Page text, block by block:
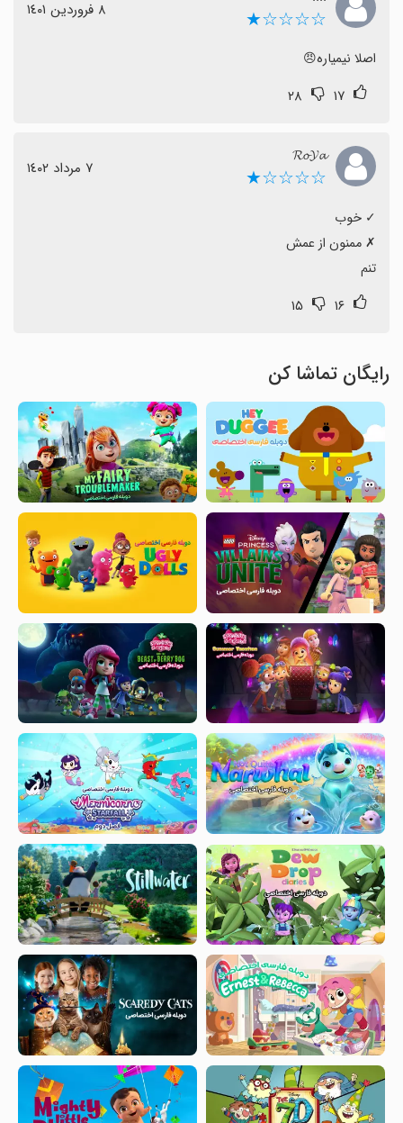
☆☆☆☆★ ٨ فروردین ١٤٠١
اصلا نیمیاره😠
۱۷ ۲۸
𝓡𝓸𝓨𝓪
☆☆☆☆★ ٧ مرداد ١٤٠٢
تنم
۱۶ ۱۵
رایگان تماشا کن